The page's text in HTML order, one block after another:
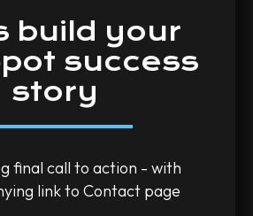
build your
success
story
final call to action - with
link to Contact page